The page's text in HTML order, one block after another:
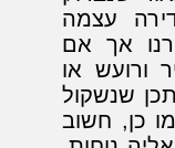
עצמה
אך אם
ורועש או
שנשקול
כן, חשוב